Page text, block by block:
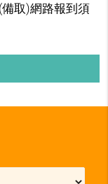
取)網路報到須